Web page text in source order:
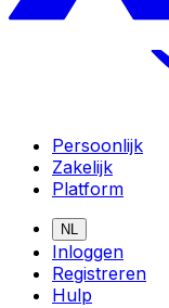
Persoonlijk
Zakelijk
Platform
NL
Inloggen
Registreren
Hulp